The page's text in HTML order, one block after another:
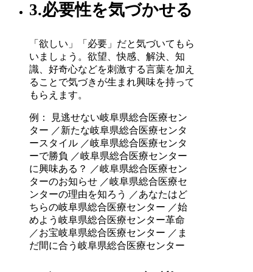
3.必要性を気づかせる
「欲しい」「必要」だと気づいてもら
いましょう。欲望、快感、解決、知
識、好奇心などを刺激する言葉を加え
ることで気づきが生まれ興味を持って
もらえます。
例： 見逃せない岐阜県総合医療セン
ター ／新たな岐阜県総合医療センタ
ースタイル ／岐阜県総合医療センタ
ーで勝負 ／岐阜県総合医療センター
に興味ある？ ／岐阜県総合医療セン
ターのお知らせ ／岐阜県総合医療セ
ンターの理由を知ろう ／あなたはど
ちらの岐阜県総合医療センター ／始
めよう岐阜県総合医療センター革命
／お宝岐阜県総合医療センター ／ま
だ間に合う岐阜県総合医療センター